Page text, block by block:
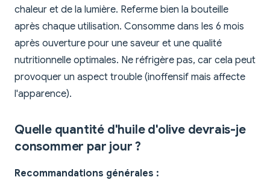
chaleur et de la lumière. Referme bien la bouteille
après chaque utilisation. Consomme dans les 6 mois
après ouverture pour une saveur et une qualité
nutritionnelle optimales. Ne réfrigère pas, car cela peut
provoquer un aspect trouble (inoffensif mais affecte
l'apparence).
Quelle quantité d'huile d'olive devrais-je
consommer par jour ?
Recommandations générales :